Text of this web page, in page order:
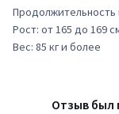
Рост: от 165 до 169
Вес: 85 кг и более
Отзыв был